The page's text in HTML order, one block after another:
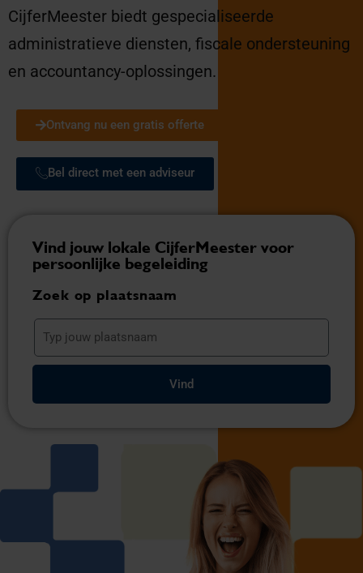
CijferMeester biedt gespecialiseerde
administratieve diensten, fiscale ondersteuning
en accountancy-oplossingen.
Ontvang nu een gratis offerte
Bel direct met een adviseur
Vind jouw lokale CijferMeester voor
persoonlijke begeleiding
Zoek op plaatsnaam
Vind